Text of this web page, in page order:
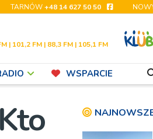
TARNÓW+48 14 627 50 50
| 101,2 FM | 88,3 FM | 105,1 FM
WSPARCIE